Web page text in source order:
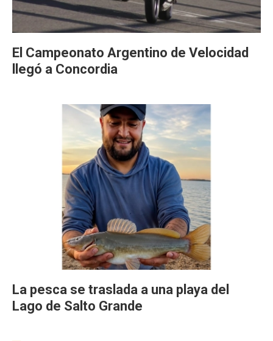
El Campeonato Argentino de Velocidad
llegó a Concordia
La pesca se traslada a una playa del
Lago de Salto Grande